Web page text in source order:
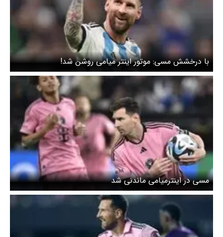
با درخشش مسی: موتور اینتر میامی روشن شد!
مسی در اینترمیامی ماندنی شد